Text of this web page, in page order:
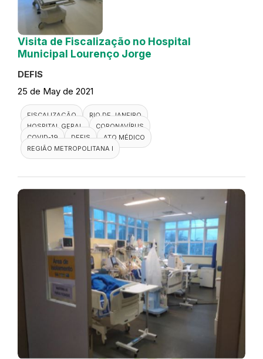
Visita de Fiscalização no Hospital
Municipal Lourenço Jorge
DEFIS
25 de May de 2021
FISCALIZAÇÃO
RIO DE JANEIRO
HOSPITAL GERAL
CORONAVÍRUS
COVID-19
DEFIS
ATO MÉDICO
REGIÃO METROPOLITANA I